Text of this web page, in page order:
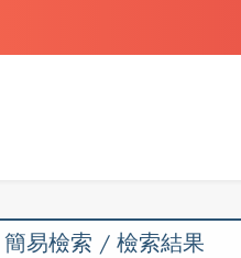
簡易檢索 / 檢索結果